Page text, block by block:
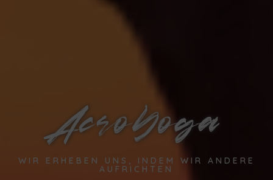
AcroYoga
WIR ERHEBEN UNS, INDEM WIR ANDERE
AUFRICHTEN